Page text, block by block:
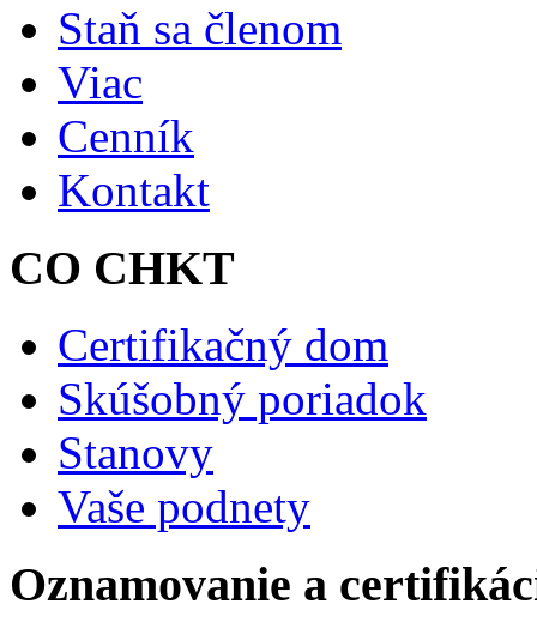
Staň sa členom
Viac
Cenník
Kontakt
CO CHKT
Certifikačný dom
Skúšobný poriadok
Stanovy
Vaše podnety
Oznamovanie a